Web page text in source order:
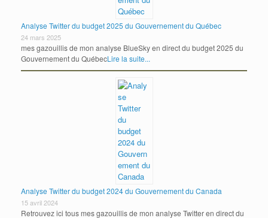
Analyse Twitter du budget 2025 du Gouvernement du Québec
24 mars 2025
mes gazouillis de mon analyse BlueSky en direct du budget 2025 du
Gouvernement du QuébecLire la suite...
Analyse Twitter du budget 2024 du Gouvernement du Canada
15 avril 2024
Retrouvez ici tous mes gazouillis de mon analyse Twitter en direct du